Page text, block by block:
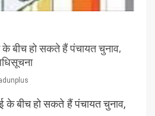
बीच हो सकते हैं पंचायत चुनाव,
बीच हो सकते हैं पंचायत चुनाव,